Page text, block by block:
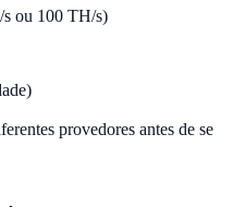
ou 100 TH/s)
provedores antes de se